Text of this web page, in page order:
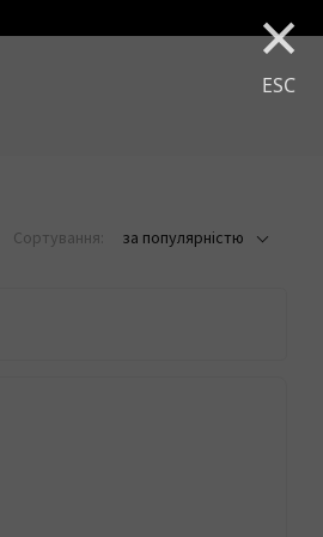
×
ESC
Сортування: за популярністю